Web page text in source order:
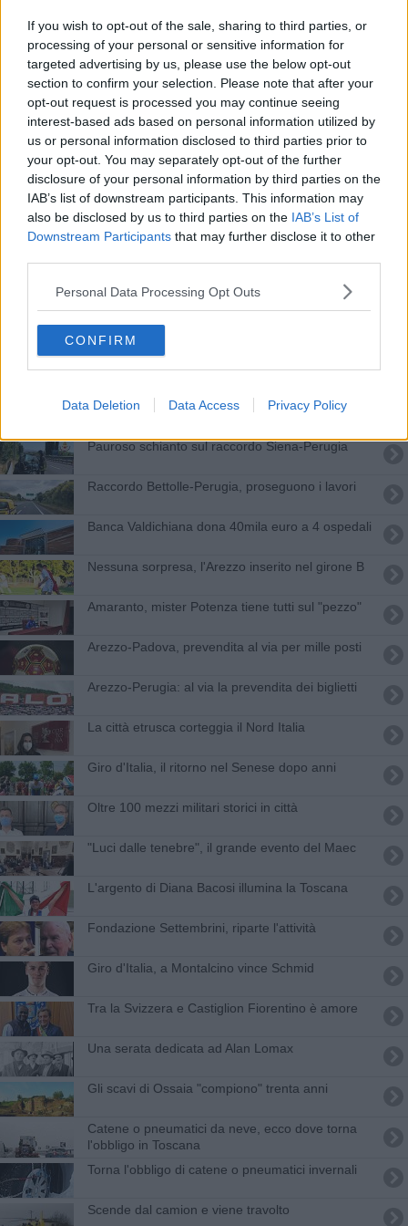
If you wish to opt-out of the sale, sharing to third parties, or
processing of your personal or sensitive information for
targeted advertising by us, please use the below opt-out
section to confirm your selection. Please note that after your
opt-out request is processed you may continue seeing
interest-based ads based on personal information utilized by
us or personal information disclosed to third parties prior to
your opt-out. You may separately opt-out of the further
disclosure of your personal information by third parties on the
IAB’s list of downstream participants. This information may
also be disclosed by us to third parties on the IAB’s List of
Downstream Participants that may further disclose it to other
Personal Data Processing Opt Outs
CONFIRM
Data Deletion Data Access Privacy Policy
Terontola
Ai Concordi “Poveri ma… onesti”
Riparte la stagione della ‘sagra selvaggia’
Uomo trovato morto, ipotesi di orverdose
Auto si ribalta sul raccordo Perugia-Bettolle
Saldi: Outlet Village, andamento in crescita
Travolto e ucciso da un tronco d’albero
La Valdichiana punta sul sostenibile
Le Donne Etrusche chiudono in bellezza
Cinquecento chilometri di strade passano ad
Pauroso schianto sul raccordo Siena-Perugia
Raccordo Bettolle-Perugia, proseguono i lavori
Banca Valdichiana dona 40mila euro a 4 ospedali
Nessuna sorpresa, l'Arezzo inserito nel girone B
Amaranto, mister Potenza tiene tutti sul "pezzo"
Arezzo-Padova, prevendita al via per mille posti
Arezzo-Perugia: al via la prevendita dei biglietti
La città etrusca corteggia il Nord Italia
Giro d'Italia, il ritorno nel Senese dopo anni
Oltre 100 mezzi militari storici in città
"Luci dalle tenebre", il grande evento del Maec
L'argento di Diana Bacosi illumina la Toscana
Fondazione Settembrini, riparte l'attività
Giro d'Italia, a Montalcino vince Schmid
Tra la Svizzera e Castiglion Fiorentino è amore
Una serata dedicata ad Alan Lomax
Gli scavi di Ossaia "compiono" trenta anni
Catene o pneumatici da neve, ecco dove torna
l'obbligo in Toscana
Torna l'obbligo di catene o pneumatici invernali
Scende dal camion e viene travolto